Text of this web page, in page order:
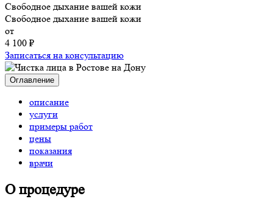
Свободное дыхание вашей кожи
Свободное дыхание вашей кожи
от
4 100 ₽
Записаться на консультацию
Оглавление
описание
услуги
примеры работ
цены
показания
врачи
О процедуре